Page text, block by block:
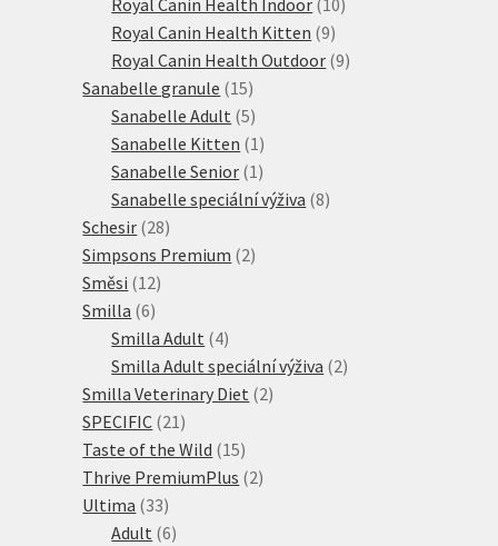
Royal Canin Health Kitten 99
produktů
Royal Canin Health Outdoor 99
Sanabelle granule 1515
produktů
Sanabelle Adult 55
produktů
Sanabelle Kitten 1 1
produkt
Sanabelle Senior 1 1
produkt
Sanabelle speciální výživa 88
Schesir 2828
produktů
Simpsons Premium 22
Směsi 1212
Smilla 66
produktů
Smilla Adult 44
produkty
Smilla Adult speciální výživa 22
Smilla Veterinary Diet 22
SPECIFIC 21 21
produktů
Taste of the Wild 1515
produktů
Thrive PremiumPlus 22
Ultima 3333
produktů
Adult 66